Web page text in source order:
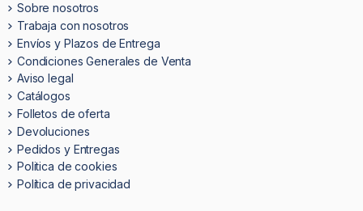
Sobre nosotros
Trabaja con nosotros
Envíos y Plazos de Entrega
Condiciones Generales de Venta
Aviso legal
Catálogos
Folletos de oferta
Devoluciones
Pedidos y Entregas
Politica de cookies
Política de privacidad